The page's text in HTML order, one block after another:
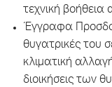
τεχνική
Έγγραφα
θυγατρικές του
κλιματική
διοικήσεις των